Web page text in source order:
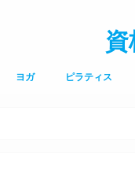
資
ヨガ ピラティス